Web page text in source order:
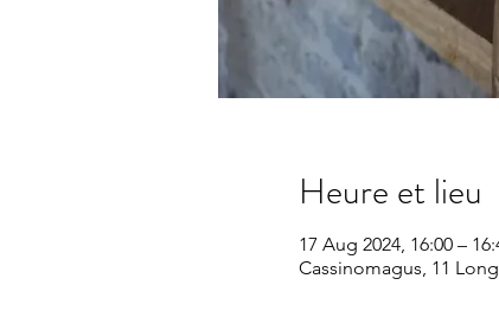
Heure et lieu
17 Aug 2024, 16:00 –
Cassinomagus, 11